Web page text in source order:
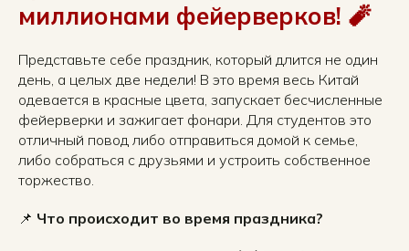
миллионами фейерверков! 🧨
Представьте себе праздник, который длится не один
день, а целых две недели! В это время весь Китай
одевается в красные цвета, запускает бесчисленные
фейерверки и зажигает фонари. Для студентов это
отличный повод либо отправиться домой к семье,
либо собраться с друзьями и устроить собственное
торжество.
📌 Что происходит во время праздника?